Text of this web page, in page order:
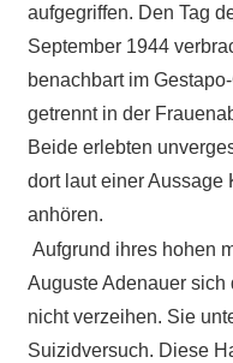
aufgegriffen. Den Tag
September 1944
benachbart im
getrennt in der
Beide erlebten
dort laut einer Aussage
anhören.
Aufgrund ihres hohen
Auguste Adenauer sich
nicht verzeihen. Sie
Suizidversuch. Diese